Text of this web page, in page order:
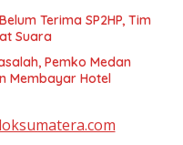
Terima SP2HP, Tim
Suara
Pemko Medan
Membayar Hotel